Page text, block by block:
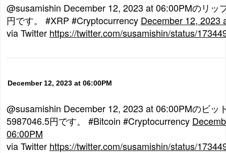
@susamishin December 12, 2023 at 06:00PMのリッ
円です。 #XRP #Cryptocurrency December 12, 2023
via Twitter https://twitter.com/susamishin/status/
December 12, 2023 at 06:00PM
@susamishin December 12, 2023 at 06:00PMのビッ
5987046.5円です。 #Bitcoin #Cryptocurrency
06:00PM
via Twitter https://twitter.com/susamishin/status/